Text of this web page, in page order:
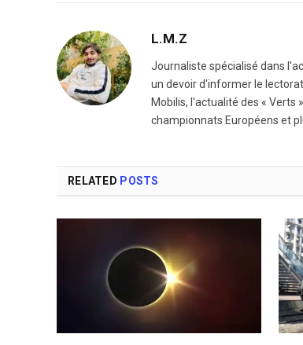
L.M.Z
Journaliste spécialisé dans
un devoir d'informer le
Mobilis, l'actualité des «
championnats Européens et
RELATED POSTS